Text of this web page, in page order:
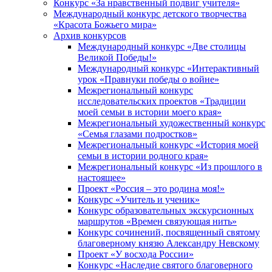
Конкурс «За нравственный подвиг учителя»
Международный конкурс детского творчества
«Красота Божьего мира»
Архив конкурсов
Международный конкурс «Две столицы
Великой Победы!»
Международный конкурс «Интерактивный
урок «Правнуки победы о войне»
Межрегиональный конкурс
исследовательских проектов «Традиции
моей семьи в истории моего края»
Межрегиональный художественный конкурс
«Семья глазами подростков»
Межрегиональный конкурс «История моей
семьи в истории родного края»
Межрегиональный конкурс «Из прошлого в
настоящее»
Проект «Россия – это родина моя!»
Конкурс «Учитель и ученик»
Конкурс образовательных экскурсионных
маршрутов «Времен связующая нить»
Конкурс сочинений, посвященный святому
благоверному князю Александру Невскому
Проект «У восхода России»
Конкурс «Наследие святого благоверного